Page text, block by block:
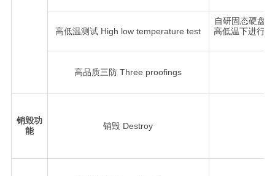
高低温测试 High low temperature test
自研固态硬盘
高低温下进行
高品质三防 Three proofings
销毁功
能
销毁 Destroy